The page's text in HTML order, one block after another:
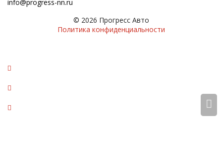
info@progress-nn.ru
© 2026 Прогресс Авто
Политика конфиденциальности